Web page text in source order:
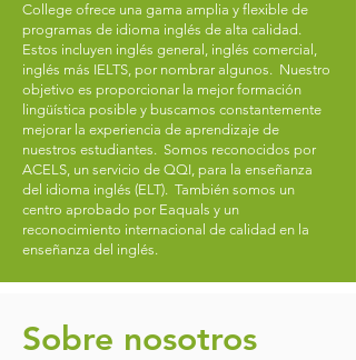
College ofrece una gama amplia y flexible de
programas de idioma inglés de alta calidad.
Estos incluyen inglés general, inglés comercial,
inglés más IELTS, por nombrar algunos. Nuestro
objetivo es proporcionar la mejor formación
lingüística posible y buscamos constantemente
mejorar la experiencia de aprendizaje de
nuestros estudiantes. Somos reconocidos por
ACELS, un servicio de QQI, para la enseñanza
del idioma inglés (ELT). También somos un
centro aprobado por Eaquals y un
reconocimiento internacional de calidad en la
enseñanza del inglés.
Sobre nosotros